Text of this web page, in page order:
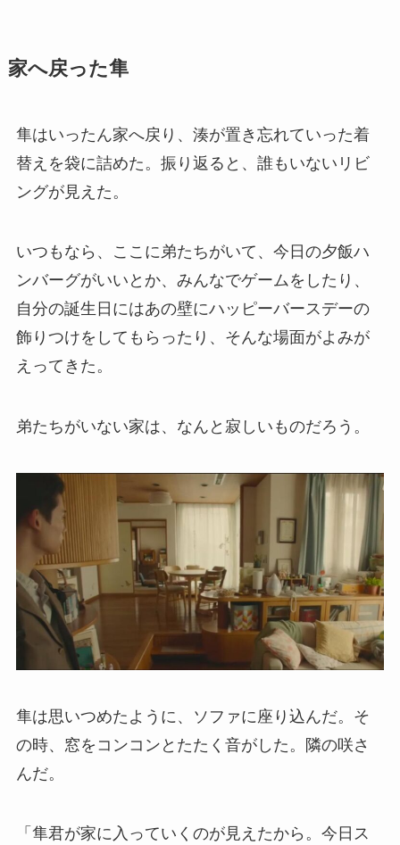
家へ戻った隼
隼はいったん家へ戻り、湊が置き忘れていった着
替えを袋に詰めた。振り返ると、誰もいないリビ
ングが見えた。
いつもなら、ここに弟たちがいて、今日の夕飯ハ
ンバーグがいいとか、みんなでゲームをしたり、
自分の誕生日にはあの壁にハッピーバースデーの
飾りつけをしてもらったり、そんな場面がよみが
えってきた。
弟たちがいない家は、なんと寂しいものだろう。
隼は思いつめたように、ソファに座り込んだ。そ
の時、窓をコンコンとたたく音がした。隣の咲さ
んだ。
「隼君が家に入っていくのが見えたから。今日ス